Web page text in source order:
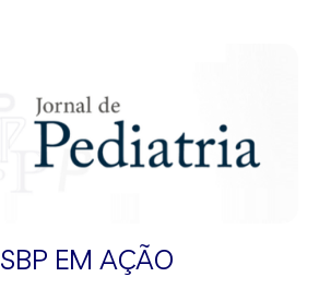
SBP EM AÇÃO